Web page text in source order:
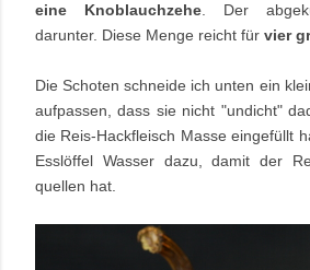
eine Knoblauchzehe . Der
darunter. Diese Menge reicht für vier
Die Schoten schneide ich unten ein
aufpassen, dass sie nicht "undicht"
die Reis-Hackfleisch Masse eingefüllt
Esslöffel Wasser dazu, damit der
quellen hat.